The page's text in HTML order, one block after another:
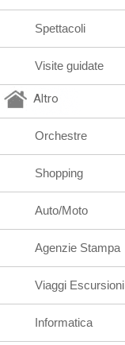
Spettacoli
Visite guidate
Altro
Orchestre
Shopping
Auto/Moto
Agenzie Stampa
Viaggi Escursioni
Informatica